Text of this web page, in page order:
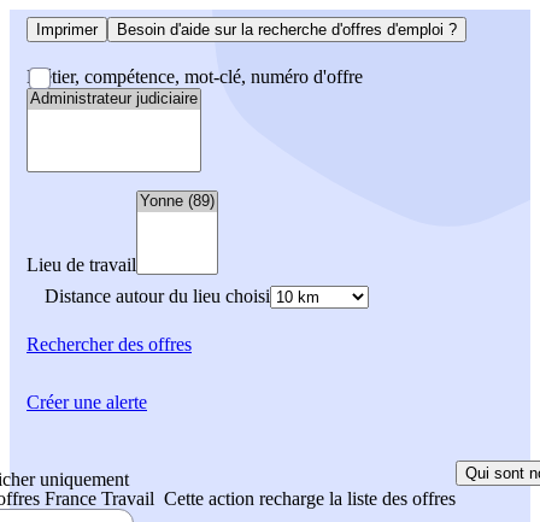
Imprimer Besoin d'aide sur la recherche d'offres d'emploi ?
Métier, compétence, mot-clé, numéro d'offre
Lieu de travail
Distance autour du lieu choisi
Rechercherdes offres
uniquement
France Travail Cette action recharge la liste des offres
Qui sont
Créer une alerte